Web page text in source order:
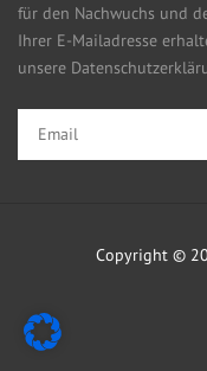
für den Nachwuchs und
Ihrer E-Mailadresse
unsere
Copyright ©